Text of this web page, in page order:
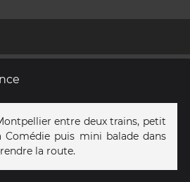
entre deux trains, petit
Comédie puis mini balade dans
la route.